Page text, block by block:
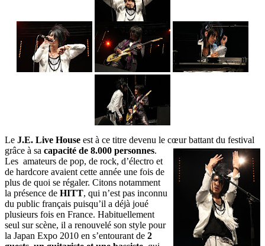
Le J.E. Live House est à ce titre devenu le cœur battant du festival
grâce à sa capacité de 8.000 personnes.
Les amateurs de pop, de rock, d’électro et
de hardcore avaient cette année une fois de
plus de quoi se régaler. Citons notamment
la présence de HITT, qui n’est pas inconnu
du public français puisqu’il a déjà joué
plusieurs fois en France. Habituellement
seul sur scène, il a renouvelé son style pour
la Japan Expo 2010 en s’entourant de 2